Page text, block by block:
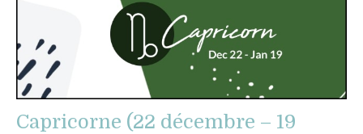
Capricorne (22 décembre – 19